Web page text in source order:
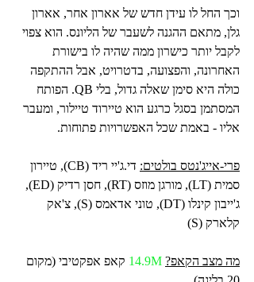
וכך החל לו עידן חדש של אארון אחר, אארון
גלן, מתאם ההגנה לשעבר של הליונס. הוא צפוי
לקבל יותר כישרון ממה שהיה לו בישורת
האחרונה, והפצועה, בדטרויט, אבל ההתקפה
כולה היא סימן שאלה גדול, בלי QB. הפותח
המסתמן בסגל כרגע הוא טיירוד טיילור, ומעבר
אליו - באמת שכל האפשרויות פתוחות.
פרי-אייג'נטס בולטים:
די.ג'יי ריד (CB), טיירון
סמית (LT), מורגן מוזס (RT), חסן רדיק (ED),
ג'ייבון קינלו (DT), טוני אדאמס (S), צ'אק
קלארק (S)
מה מצב הקאפ? 14.9M קאפ אפקטיבי (מקום